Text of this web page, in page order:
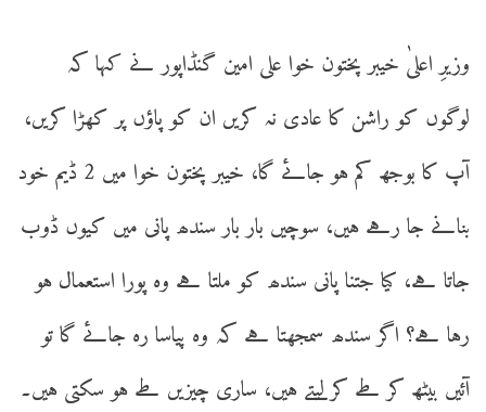
وزیرِ اعلیٰ خیبر پختون خوا علی امین گنڈاپور نے کہا کہ
لوگوں کو راشن کا عادی نہ کریں ان کو پاؤں پر کھڑا کریں،
آپ کا بوجھ کم ہو جائے گا، خیبر پختون خوا میں 2 ڈیم خود
بنانے جا رہے ہیں، سوچیں بار بار سندھ پانی میں کیوں ڈوب
جاتا ہے، کیا جتنا پانی سندھ کو ملتا ہے وہ پورا استعمال ہو
رہا ہے؟ اگر سندھ سمجھتا ہے کہ وہ پیاسا رہ جائے گا تو
آئیں بیٹھ کر طے کر لیتے ہیں، ساری چیزیں طے ہو سکتی ہیں۔